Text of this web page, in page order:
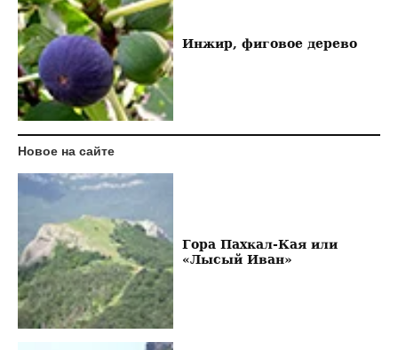
Инжир, фиговое дерево
Новое на сайте
Гора Пахкал-Кая или
«Лысый Иван»